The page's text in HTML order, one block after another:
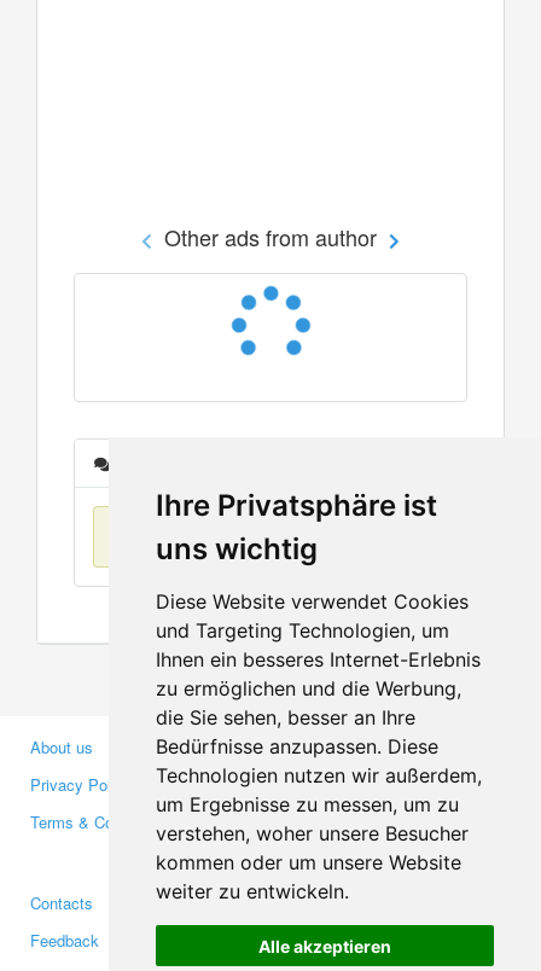
Ihre Privatsphäre ist
uns wichtig
Diese Website verwendet Cookies
und Targeting Technologien, um
Ihnen ein besseres Internet-Erlebnis
zu ermöglichen und die Werbung,
die Sie sehen, besser an Ihre
Bedürfnisse anzupassen. Diese
Technologien nutzen wir außerdem,
um Ergebnisse zu messen, um zu
verstehen, woher unsere Besucher
kommen oder um unsere Website
weiter zu entwickeln.
Alle akzeptieren
Other ads from author
No items found
About us
Privacy Policy
Terms & Conditions
Business Partners
Investors
Media
Contacts
Feedback
Facebook
Twitter